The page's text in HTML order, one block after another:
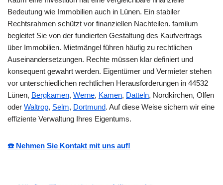
Bedeutung wie Immobilien auch in Lünen. Ein stabiler
Rechtsrahmen schützt vor finanziellen Nachteilen. familum
begleitet Sie von der fundierten Gestaltung des Kaufvertrags
über Immobilien. Mietmängel führen häufig zu rechtlichen
Auseinandersetzungen. Rechte müssen klar definiert und
konsequent gewahrt werden. Eigentümer und Vermieter stehen
vor unterschiedlichen rechtlichen Herausforderungen in 44532
Lünen, Bergkamen, Werne, Kamen, Datteln, Nordkirchen, Olfen
oder Waltrop, Selm, Dortmund. Auf diese Weise sichern wir eine
effiziente Verwaltung Ihres Eigentums.
☎️ Nehmen Sie Kontakt mit uns auf!